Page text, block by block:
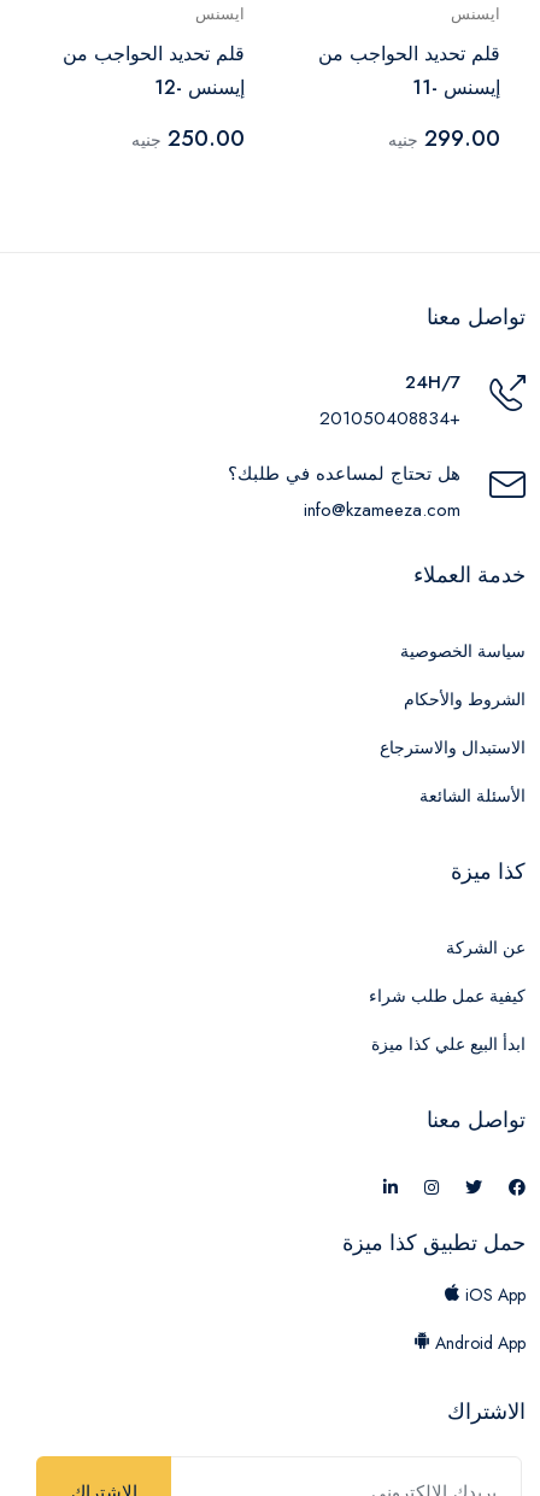
ايسنس
قلم تحديد الحواجب من
إيسنس -11
299.00 جنيه
ايسنس
قلم تحديد الحواجب من
إيسنس -12
250.00 جنيه
تواصل معنا
24H/7
+201050408834
هل تحتاج لمساعده في طلبك؟
info@kzameeza.com
خدمة العملاء
سياسة الخصوصية
الشروط والأحكام
الاستبدال والاسترجاع
الأسئلة الشائعة
كذا ميزة
عن الشركة
كيفية عمل طلب شراء
ابدأ البيع علي كذا ميزة
تواصل معنا
حمل تطبيق كذا ميزة
iOS App
Android App
الاشتراك